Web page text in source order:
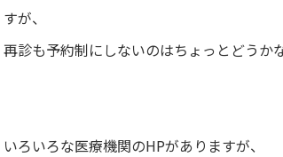
すが、
再診も予約制にしないのはちょっとどうか
いろいろな医療機関のHPがありますが、